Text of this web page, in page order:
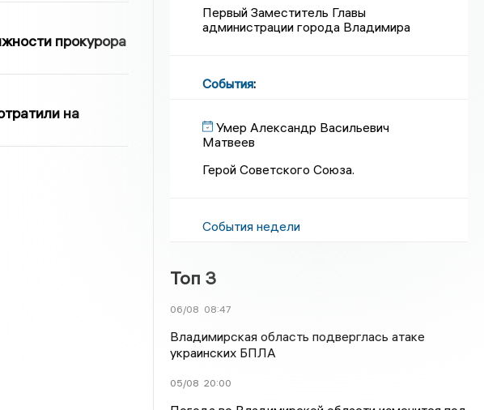
прокурора
на
Первый Заместитель Главы
администрации города Владимира
События:
Умер Александр Васильевич
Матвеев
Герой Советского Союза.
События недели
Топ 3
06/08 08:47
Владимирская область подверглась атаке
украинских БПЛА
05/08 20:00